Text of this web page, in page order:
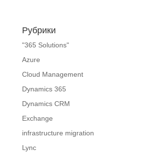
Рубрики
"365 Solutions"
Azure
Cloud Management
Dynamics 365
Dynamics CRM
Exchange
infrastructure migration
Lync